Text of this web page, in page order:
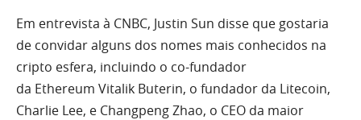
Em entrevista à CNBC, Justin Sun disse que gostaria
de convidar alguns dos nomes mais conhecidos na
cripto esfera, incluindo o co-fundador
da Ethereum Vitalik Buterin, o fundador da Litecoin,
Charlie Lee, e Changpeng Zhao, o CEO da maior